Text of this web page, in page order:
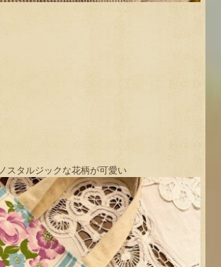
ノスタルジックな花柄が可愛い